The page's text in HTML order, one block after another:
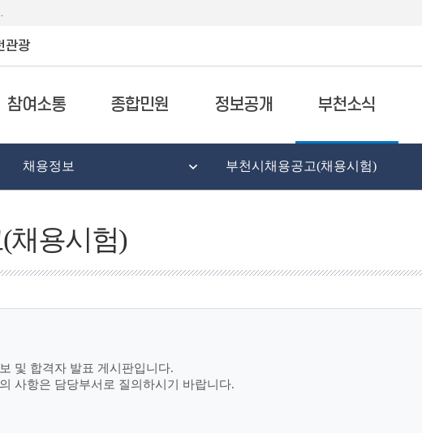
관광
참여소통 종합민원 정보공개 부천소식
채용정보 부천시채용공고(채용시험)
채용시험)
및 합격자 발표 게시판입니다.
사항은 담당부서로 질의하시기 바랍니다.